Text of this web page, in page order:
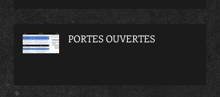
PORTES OUVERTES